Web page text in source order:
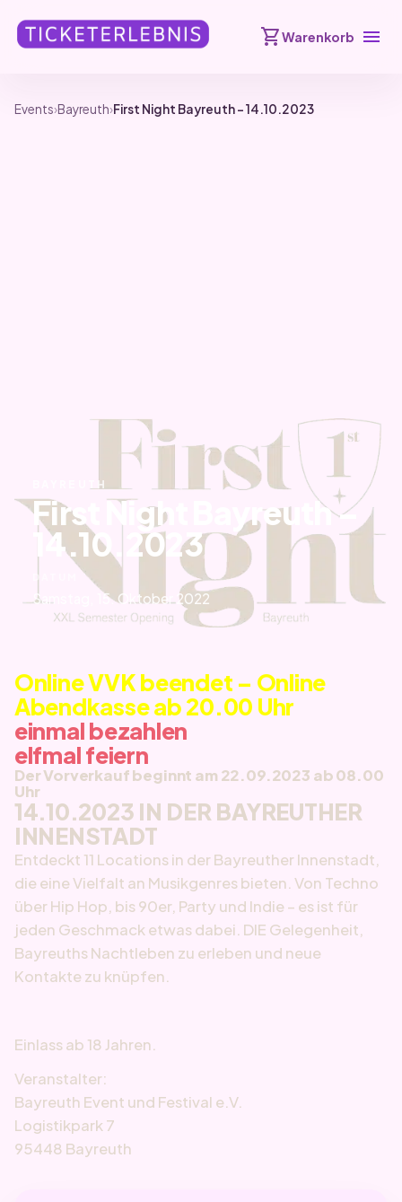
shopping_cartWarenkorb menu
Events›Bayreuth›First Night Bayreuth – 14.10.2023
BAYREUTH
First Night Bayreuth –
14.10.2023
DATUM
Samstag, 15. Oktober 2022
Online VVK beendet – Online
Abendkasse ab 20.00 Uhr
einmal bezahlen
elfmal feiern
Der Vorverkauf beginnt am 22.09.2023 ab 08.00
Uhr
14.10.2023 IN DER BAYREUTHER
INNENSTADT
Entdeckt 11 Locations in der Bayreuther Innenstadt,
die eine Vielfalt an Musikgenres bieten. Von Techno
über Hip Hop, bis 90er, Party und Indie – es ist für
jeden Geschmack etwas dabei. DIE Gelegenheit,
Bayreuths Nachtleben zu erleben und neue
Kontakte zu knüpfen.
Einlass ab 18 Jahren.
Veranstalter:
Bayreuth Event und Festival e.V.
Logistikpark 7
95448 Bayreuth